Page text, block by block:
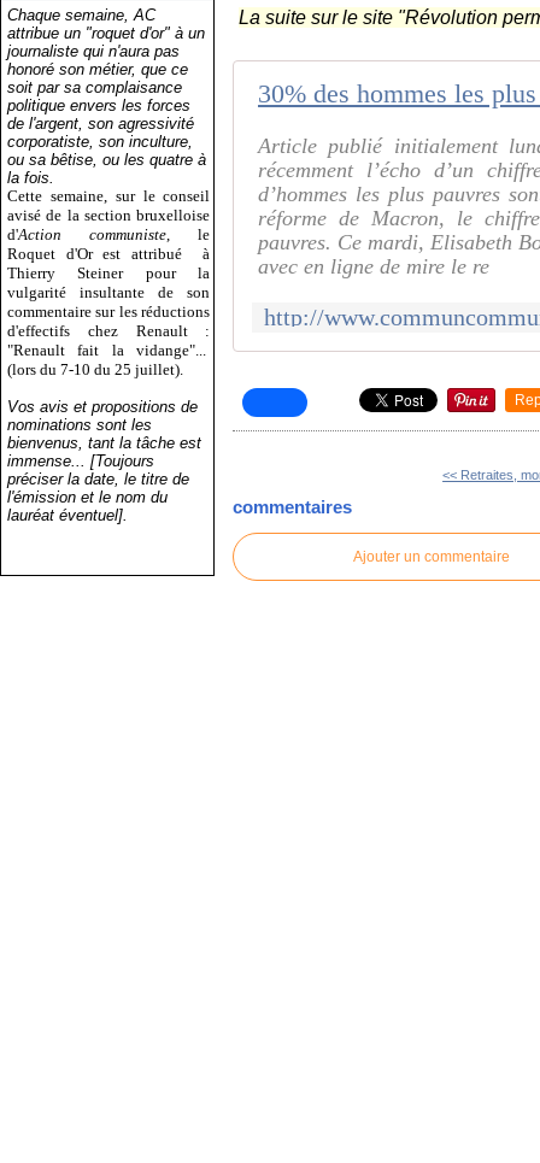
Chaque semaine, AC
attribue un "roquet d'or" à un
journaliste qui n'aura pas
honoré son métier, que ce
soit par sa complaisance
politique envers les forces
de l'argent, son agressivité
corporatiste, son inculture,
ou sa bêtise, ou les quatre à
la fois.
Cette semaine, sur le conseil
avisé de la section bruxelloise
d'Action communiste , le
Roquet d'Or est attribué
à
Thierry Steiner pour la
vulgarité insultante de son
commentaire sur les réductions
d'effectifs chez Renault :
"Renault fait la vidange"...
(lors du 7-10 du 25 juillet).
Vos avis et propositions de
nominations sont les
bienvenus, tant la tâche est
immense... [Toujours
préciser la date, le titre de
l'émission et le nom du
lauréat éventuel].
La suite sur le site "Révolution
Article publié initialement
récemment l’écho d’un
d’hommes les plus pauvres
réforme de Macron, le
pauvres. Ce mardi, Elisabeth
avec en ligne de mire le re
<< Retraites,
commentaires
Ajouter un commentaire